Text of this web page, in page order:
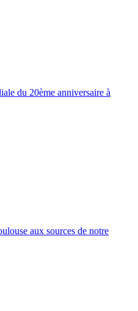
du 20ème anniversaire à
aux sources de notre